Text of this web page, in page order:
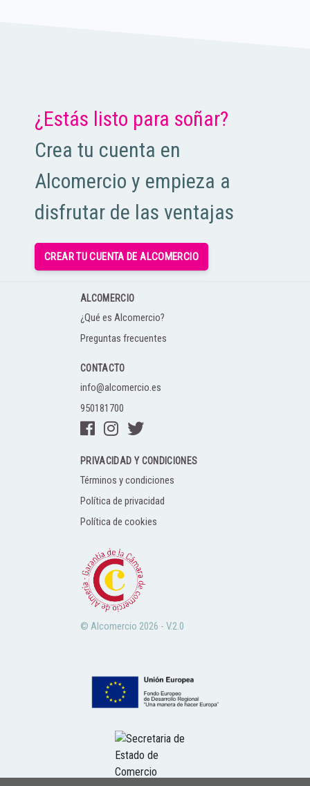
¿Estás listo para soñar?
Crea tu cuenta en
Alcomercio y empieza a
disfrutar de las ventajas
CREAR TU CUENTA DE ALCOMERCIO
© Alcomercio 2026 - V.2.0
ALCOMERCIO
¿Qué es Alcomercio?
Preguntas frecuentes
CONTACTO
info@alcomercio.es
950181700
PRIVACIDAD Y CONDICIONES
Términos y condiciones
Política de privacidad
Política de cookies